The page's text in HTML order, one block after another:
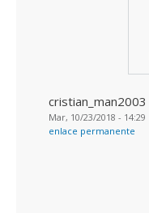
cristian_man2003
Mar, 10/23/2018 - 14:29
enlace permanente